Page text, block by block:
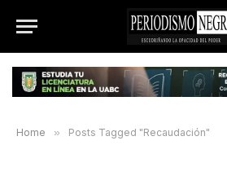
Home » Posts Tagged "Recaudación"